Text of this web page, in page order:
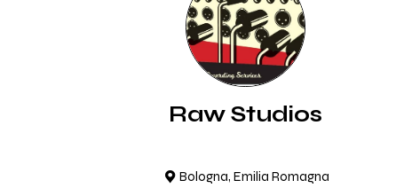
Raw Studios
Bologna, Emilia Romagna